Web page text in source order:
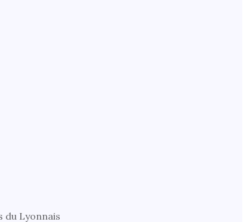
du Lyonnais